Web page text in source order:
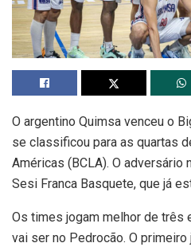
O argentino Quimsa venceu o
se classificou para as quartas
Américas (BCLA). O adversário
Sesi Franca Basquete, que já
Os times jogam melhor de três
vai ser no Pedrocão. O